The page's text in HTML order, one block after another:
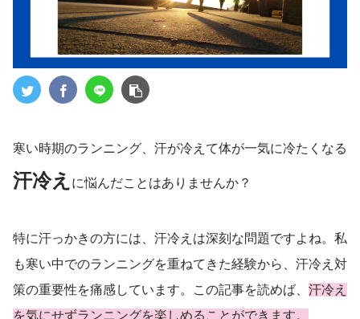
寒い時期のランニング、汗が冷えて体が一気に冷たくなる
汗冷え に悩んだことはありませんか？
特に汗っかきの方には、汗冷えは深刻な問題ですよね。私
も寒い中でのランニングを重ねてきた経験から、汗冷え対
策の重要性を痛感しています。この記事を読めば、 汗冷え
を気にせずランニングを楽しめることができます。